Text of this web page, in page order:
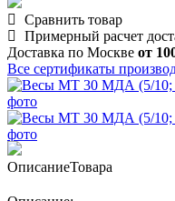
Сравнить товар
Примерный расчет
Доставка по Москве от
Все сертификаты
ОписаниеТовара